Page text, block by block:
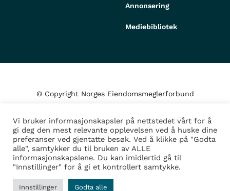
Annonsering
Mediebibliotek
© Copyright Norges Eiendomsmeglerforbund
Personvern og cookies
Administrer samtykke
Design/Utvikling avFortress
Vi bruker informasjonskapsler på nettstedet vårt for å
gi deg den mest relevante opplevelsen ved å huske dine
preferanser ved gjentatte besøk. Ved å klikke på "Godta
alle", samtykker du til bruken av ALLE
informasjonskapslene. Du kan imidlertid gå til
"Innstillinger" for å gi et kontrollert samtykke.
Innstillinger Godta alle